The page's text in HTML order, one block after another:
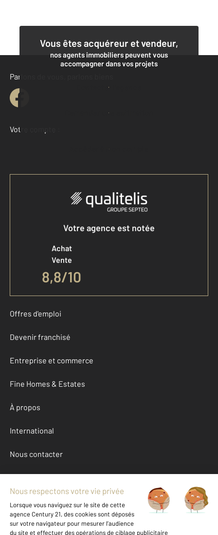
Vous êtes acquéreur et vendeur,
nos agents immobiliers peuvent vous
accompagner dans vos projets
Contacter l'agence
Demander une estimation
Parlons de vous, parlons biens
Votre compte :
Accéder à mon compte
Votre agence est notée
Achat
Vente
8,8/10
Offres d'emploi
Devenir franchisé
Entreprise et commerce
Fine Homes & Estates
À propos
International
Nous contacter
Mentions légales & CGU et Barèmes d'honoraires
Données personnelles
Gestionnaire des cookies